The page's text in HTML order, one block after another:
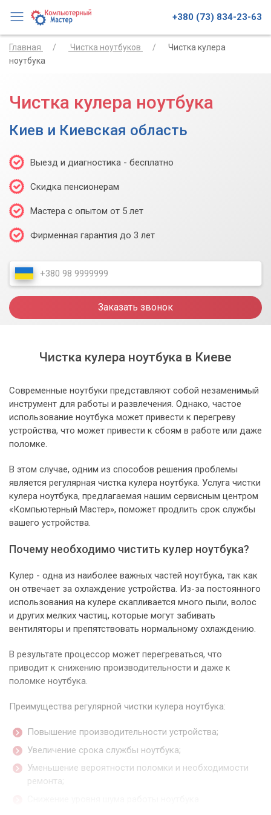
+380 (73) 834-23-63
Главная Чистка ноутбуков
Чистка кулера
ноутбука
Чистка кулера ноутбука
Киев и Киевская область
Выезд и диагностика - бесплатно
Скидка пенсионерам
Мастера с опытом от 5 лет
Фирменная гарантия до 3 лет
Заказать звонок
Чистка кулера ноутбука в Киеве
Современные ноутбуки представляют собой незаменимый
инструмент для работы и развлечения. Однако, частое
использование ноутбука может привести к перегреву
устройства, что может привести к сбоям в работе или даже
поломке.
В этом случае, одним из способов решения проблемы
является регулярная чистка кулера ноутбука. Услуга чистки
кулера ноутбука, предлагаемая нашим сервисным центром
«Компьютерный Мастер», поможет продлить срок службы
вашего устройства.
Почему необходимо чистить кулер ноутбука?
Кулер - одна из наиболее важных частей ноутбука, так как
он отвечает за охлаждение устройства. Из-за постоянного
использования на кулере скапливается много пыли, волос
и других мелких частиц, которые могут забивать
вентиляторы и препятствовать нормальному охлаждению.
В результате процессор может перегреваться, что
приводит к снижению производительности и даже к
поломке ноутбука.
Преимущества регулярной чистки кулера ноутбука:
Повышение производительности устройства;
Увеличение срока службы ноутбука;
Уменьшение вероятности поломки и необходимости
ремонта;